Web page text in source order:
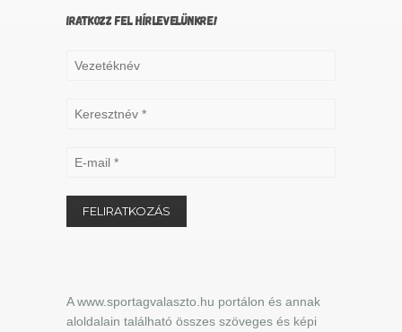
IRATKOZZ FEL HÍRLEVELÜNKRE!
A www.sportagvalaszto.hu portálon és annak
aloldalain található összes szöveges és képi